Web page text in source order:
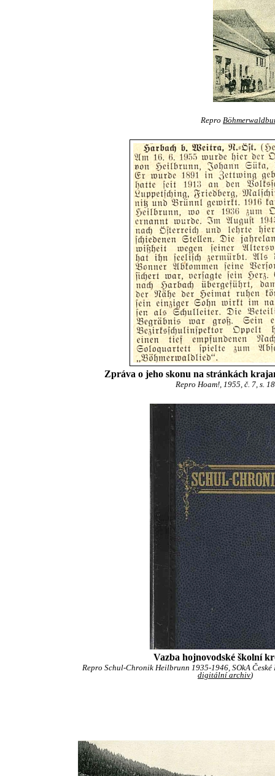
Repro
Zpráva o jeho skonu na stránkách
Repro Hoam!, 1955, č. 7, s. 18
Vazba hojnovodské školní
Repro Schul-Chronik Heilbrunn 1935-1946, SOkA České
digitální archiv)